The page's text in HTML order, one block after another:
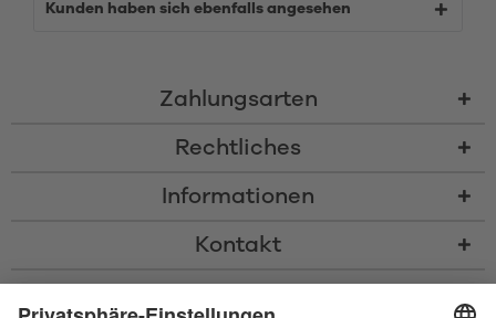
Kunden haben sich ebenfalls angesehen
Zahlungsarten
Rechtliches
Informationen
Kontakt